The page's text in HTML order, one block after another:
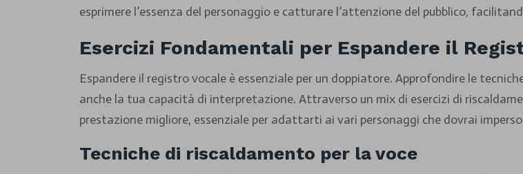
esprimere l’essenza del personaggio e catturare l’attenzione del pubblico,
Esercizi Fondamentali per Espandere il
Espandere il registro vocale è essenziale per un doppiatore. Approfondire le
anche la tua capacità di interpretazione. Attraverso un mix di esercizi di
prestazione migliore, essenziale per adattarti ai vari personaggi che dovrai
Tecniche di riscaldamento per la voce